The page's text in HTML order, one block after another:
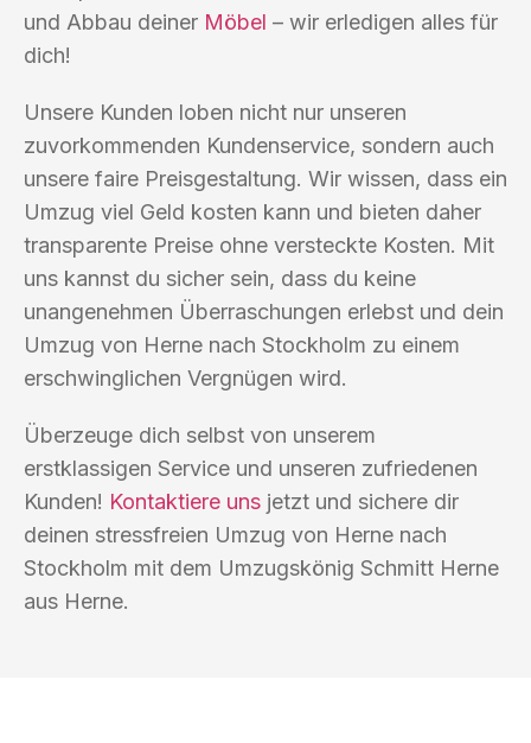
und Abbau deiner Möbel – wir erledigen alles für
dich!
Unsere Kunden loben nicht nur unseren
zuvorkommenden Kundenservice, sondern auch
unsere faire Preisgestaltung. Wir wissen, dass ein
Umzug viel Geld kosten kann und bieten daher
transparente Preise ohne versteckte Kosten. Mit
uns kannst du sicher sein, dass du keine
unangenehmen Überraschungen erlebst und dein
Umzug von Herne nach Stockholm zu einem
erschwinglichen Vergnügen wird.
Überzeuge dich selbst von unserem
erstklassigen Service und unseren zufriedenen
Kunden! Kontaktiere uns jetzt und sichere dir
deinen stressfreien Umzug von Herne nach
Stockholm mit dem Umzugskönig Schmitt Herne
aus Herne.